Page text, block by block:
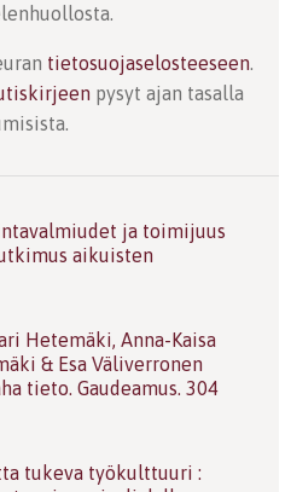
tietosuojaselosteeseen.
pysyt ajan tasalla
ja toimijuus
aikuisten
Hetemäki, Anna-Kaisa
& Esa Väliverronen
tieto. Gaudeamus. 304
tukeva työkulttuuri :